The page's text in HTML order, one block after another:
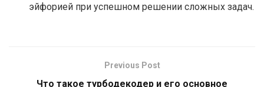
эйфорией при успешном решении сложных задач.
Previous Post
Что такое турбодекодер и его основное